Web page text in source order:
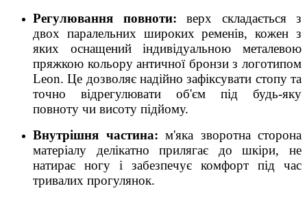
Регулювання повноти: верх складається з
двох паралельних широких ременів, кожен з
яких оснащений індивідуальною металевою
пряжкою кольору античної бронзи з логотипом
Leon. Це дозволяє надійно зафіксувати стопу та
точно відрегулювати об'єм під будь-яку
повноту чи висоту підйому.
Внутрішня частина: м'яка зворотна сторона
матеріалу делікатно прилягає до шкіри, не
натирає ногу і забезпечує комфорт під час
тривалих прогулянок.